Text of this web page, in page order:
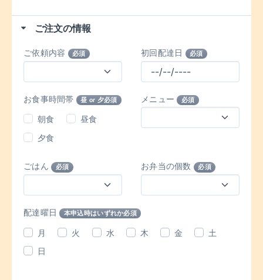
ご注文の情報
ご依頼内容 必須 初回配達日 必須
お食事時間帯 昼 or 夕必須
朝食
昼食
夕食
メニュー 必須
ごはん 必須 お弁当の個数 必須
配達曜日 本申込時はいずれか必須
月 火 水 木 金
土
日